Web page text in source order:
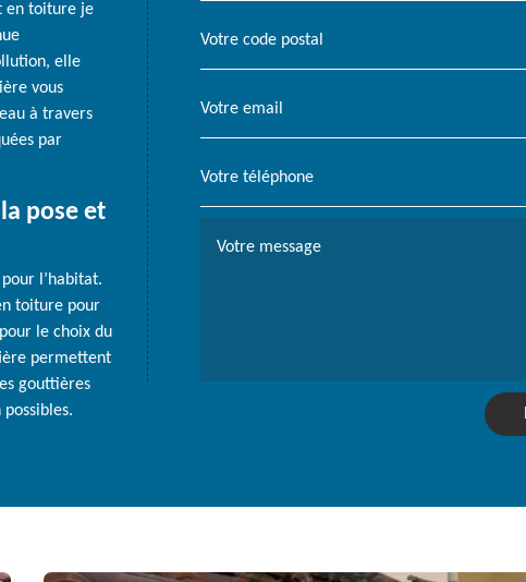
en toiture je
elle
vous
à travers
par
pose et
l’habitat.
toiture pour
le choix du
permettent
gouttières